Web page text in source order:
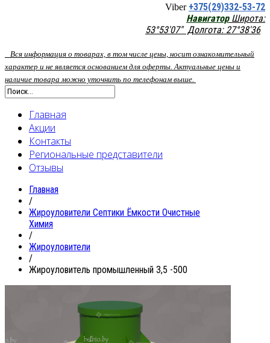
Viber +375(29)332-53-72
НавигаторШирота:
53°53'07" Долгота: 27°38'36
Вся информация о товарах, в том числе цены, носит ознакомительный
характер и не является основанием для оферты. Актуальные цены и
наличие товара можно уточнить по телефонам выше.
Главная
Акции
Контакты
Региональные представители
Отзывы
Главная
/
Жироуловители Септики Ёмкости Очистные
Химия
/
Жироуловители
/
Жироуловитель промышленный 3,5 -500